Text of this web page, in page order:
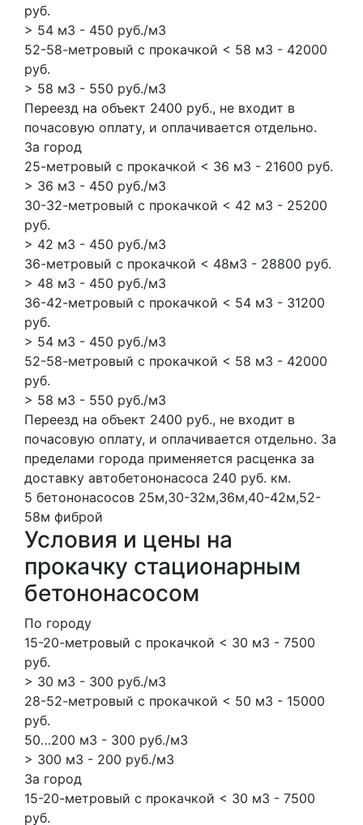
руб.
> 54 м3 - 450 руб./м3
52-58-метровый с прокачкой < 58 м3 - 42000
руб.
> 58 м3 - 550 руб./м3
Переезд на объект 2400 руб., не входит в
почасовую оплату, и оплачивается отдельно.
За город
25-метровый с прокачкой < 36 м3 - 21600 руб.
> 36 м3 - 450 руб./м3
30-32-метровый с прокачкой < 42 м3 - 25200
руб.
> 42 м3 - 450 руб./м3
36-метровый с прокачкой < 48м3 - 28800 руб.
> 48 м3 - 450 руб./м3
36-42-метровый с прокачкой < 54 м3 - 31200
руб.
> 54 м3 - 450 руб./м3
52-58-метровый с прокачкой < 58 м3 - 42000
руб.
> 58 м3 - 550 руб./м3
Переезд на объект 2400 руб., не входит в
почасовую оплату, и оплачивается отдельно. За
пределами города применяется расценка за
доставку автобетононасоса 240 руб. км.
5 бетононасосов 25м,30-32м,36м,40-42м,52-
58м фиброй
Условия и цены на
прокачку стационарным
бетононасосом
По городу
15-20-метровый с прокачкой < 30 м3 - 7500
руб.
> 30 м3 - 300 руб./м3
28-52-метровый с прокачкой < 50 м3 - 15000
руб.
50…200 м3 - 300 руб./м3
> 300 м3 - 200 руб./м3
За город
15-20-метровый с прокачкой < 30 м3 - 7500
руб.